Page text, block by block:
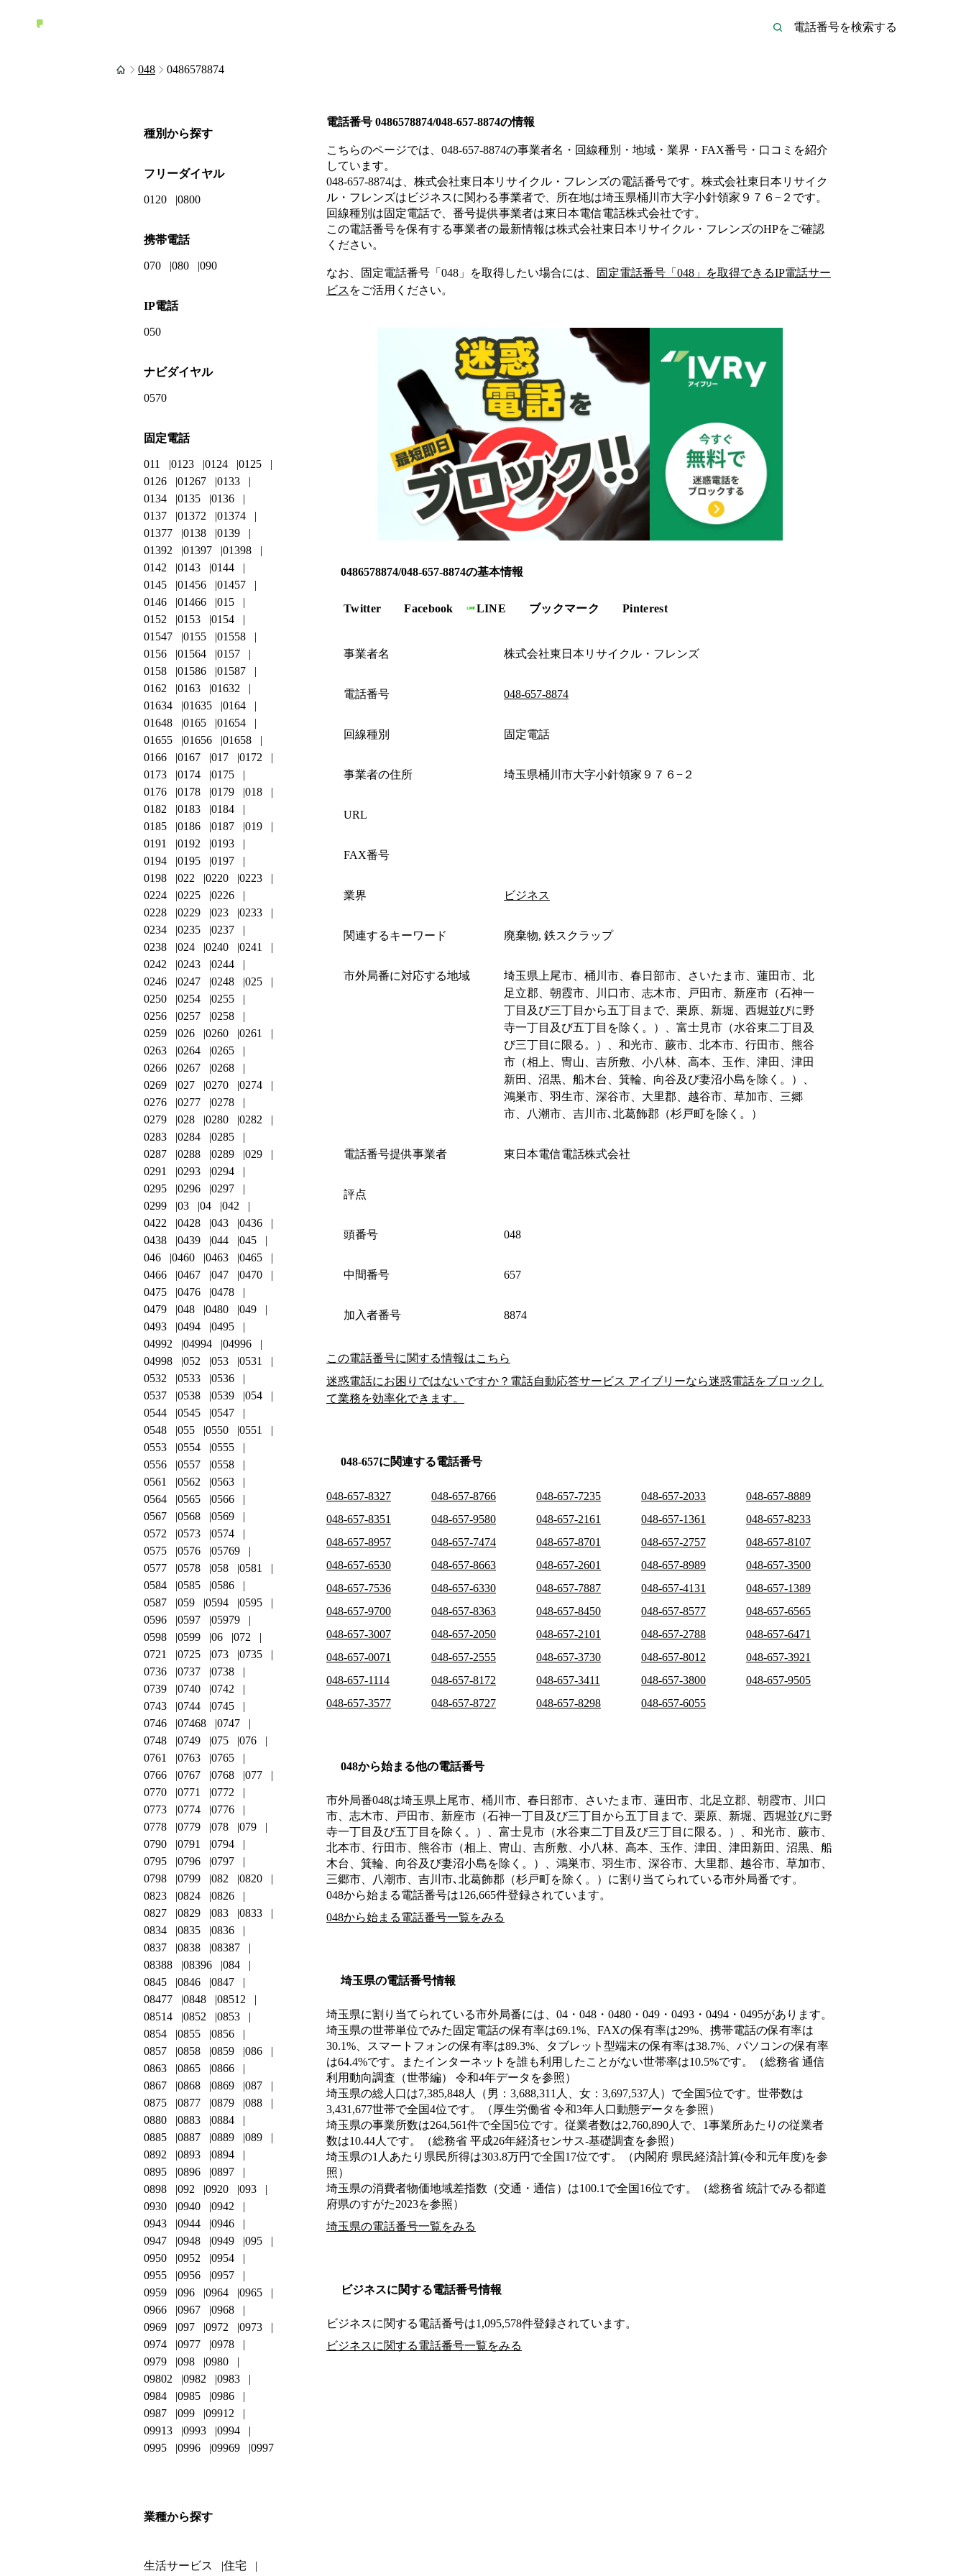
048 0486578874
電話番号 0486578874/048-657-8874の情報
こちらのページでは、 048-657-8874の事業者名・回線種別・地域・業界・FAX番号・口コミを紹介
しています。
048-657-8874は、 株式会社東日本リサイクル・フレンズの電話番号です。 株式会社東日本リサイク
ル・フレンズは ビジネスに関わる事業者で、所在地は埼玉県桶川市大字小針領家９７６−２ です。
回線種別は固定電話で、番号提供事業者は東日本電信電話株式会社です。
この電話番号を保有する事業者の最新情報は株式会社東日本リサイクル・フレンズのHPをご確認
ください。
なお、固定電話番号「 048 」を取得したい場合には、 固定電話番号「 048 」を取得できるIP電話サー
ビス をご活用ください。
0486578874/048-657-8874の基本情報
Twitter Facebook LINE ブックマーク Pinterest
事業者名 株式会社東日本リサイクル・フレンズ
電話番号 048-657-8874
回線種別 固定電話
事業者の住所 埼玉県桶川市大字小針領家９７６−２
URL
FAX番号
業界 ビジネス
関連するキーワード 廃棄物, 鉄スクラップ
市外局番に対応する地域
埼玉県上尾市、桶川市、春日部市、さいたま市、蓮田市、北
足立郡、朝霞市、川口市、志木市、戸田市、新座市（石神一
丁目及び三丁目から五丁目まで、栗原、新堀、西堀並びに野
寺一丁目及び五丁目を除く。）、富士見市（水谷東二丁目及
び三丁目に限る。）、和光市、蕨市、北本市、行田市、熊谷
市（相上、冑山、吉所敷、小八林、高本、玉作、津田、津田
新田、沼黒、船木台、箕輪、向谷及び妻沼小島を除く。）、
鴻巣市、羽生市、深谷市、大里郡、越谷市、草加市、三郷
市、八潮市、吉川市､北葛飾郡（杉戸町を除く。）
電話番号提供事業者 東日本電信電話株式会社
評点
頭番号 048
中間番号 657
加入者番号 8874
この電話番号に関する情報はこちら
迷惑電話にお困りではないですか？電話自動応答サービス アイブリーなら迷惑電話をブロックし
て業務を効率化できます。
048-657に関連する電話番号
048-657-8327 048-657-8766 048-657-7235 048-657-2033
048-657-8889
048-657-8351
048-657-9580 048-657-2161 048-657-1361
048-657-8233
048-657-8957
048-657-7474 048-657-8701 048-657-2757
048-657-8107
048-657-6530
048-657-8663 048-657-2601 048-657-8989
048-657-3500
048-657-7536
048-657-6330 048-657-7887 048-657-4131
048-657-1389
048-657-9700
048-657-8363 048-657-8450 048-657-8577
048-657-6565
048-657-3007
048-657-2050 048-657-2101 048-657-2788
048-657-6471
048-657-0071
048-657-2555 048-657-3730 048-657-8012
048-657-3921
048-657-1114
048-657-8172 048-657-3411 048-657-3800
048-657-9505
048-657-3577
048-657-8727 048-657-8298 048-657-6055
048から始まる他の電話番号
市外局番048は埼玉県上尾市、桶川市、春日部市、さいたま市、蓮田市、北足立郡、朝霞市、川口
市、志木市、戸田市、新座市（石神一丁目及び三丁目から五丁目まで、栗原、新堀、西堀並びに野
寺一丁目及び五丁目を除く。）、富士見市（水谷東二丁目及び三丁目に限る。）、和光市、蕨市、
北本市、行田市、熊谷市（相上、冑山、吉所敷、小八林、高本、玉作、津田、津田新田、沼黒、船
木台、箕輪、向谷及び妻沼小島を除く。）、鴻巣市、羽生市、深谷市、大里郡、越谷市、草加市、
三郷市、八潮市、吉川市､北葛飾郡（杉戸町を除く。） に割り当てられている市外局番です。
048から始まる電話番号は126,665件登録されています。
048から始まる電話番号一覧をみる
埼玉県の電話番号情報
埼玉県に割り当てられている市外局番には、04・048・0480・049・0493・0494・0495があります。
埼玉県の世帯単位でみた固定電話の保有率は69.1%、FAXの保有率は29%、携帯電話の保有率は
30.1%、スマートフォンの保有率は89.3%、タブレット型端末の保有率は38.7%、パソコンの保有率
は64.4%です。またインターネットを誰も利用したことがない世帯率は10.5%です。（総務省 通信
利用動向調査（世帯編） 令和4年データを参照）
埼玉県の総人口は7,385,848人（男：3,688,311人、女：3,697,537人）で全国5位です。世帯数は
3,431,677世帯で全国4位です。（厚生労働省 令和3年人口動態データを参照）
埼玉県の事業所数は264,561件で全国5位です。従業者数は2,760,890人で、1事業所あたりの従業者
数は10.44人です。（総務省 平成26年経済センサス‐基礎調査を参照）
埼玉県の1人あたり県民所得は303.8万円で全国17位です。（内閣府 県民経済計算(令和元年度)を参
照）
埼玉県の消費者物価地域差指数（交通・通信）は100.1で全国16位です。（総務省 統計でみる都道
府県のすがた2023を参照）
埼玉県の電話番号一覧をみる
ビジネスに関する電話番号情報
ビジネスに関する電話番号は1,095,578件登録されています。
ビジネスに関する電話番号一覧をみる
種別から探す
フリーダイヤル
0120 0800
携帯電話
070 080 090
IP電話
050
ナビダイヤル
0570
固定電話
011 0123 0124
0125
0126
01267
0133
0134
0135
0136
0137
01372
01374
01377
0138
0139
01392
01397
01398
0142
0143
0144
0145
01456
01457
0146
01466
015
0152
0153
0154
01547
0155
01558
0156
01564
0157
0158
01586
01587
0162
0163
01632
01634
01635
0164
01648
0165
01654
01655
01656
01658
0166
0167 017
0172
0173
0174
0175
0176
0178 0179
018
0182
0183
0184
0185
0186 0187
019
0191
0192
0193
0194
0195
0197
0198
022 0220
0223
0224
0225
0226
0228
0229 023
0233
0234
0235
0237
0238
024 0240
0241
0242
0243
0244
0246
0247 0248
025
0250
0254
0255
0256
0257
0258
0259
026 0260
0261
0263
0264
0265
0266
0267
0268
0269
027 0270
0274
0276
0277
0278
0279
028 0280
0282
0283
0284
0285
0287
0288 0289
029
0291
0293
0294
0295
0296
0297
0299
03 04
042
0422
0428 043
0436
0438
0439 044
045
046
0460 0463
0465
0466
0467 047
0470
0475
0476
0478
0479
048 0480
049
0493
0494
0495
04992
04994
04996
04998
052 053
0531
0532
0533
0536
0537
0538 0539
054
0544
0545
0547
0548
055 0550
0551
0553
0554
0555
0556
0557
0558
0561
0562
0563
0564
0565
0566
0567
0568
0569
0572
0573
0574
0575
0576
05769
0577
0578 058
0581
0584
0585
0586
0587
059 0594
0595
0596
0597
05979
0598
0599 06
072
0721
0725 073
0735
0736
0737
0738
0739
0740
0742
0743
0744
0745
0746
07468
0747
0748
0749 075
076
0761
0763
0765
0766
0767 0768
077
0770
0771
0772
0773
0774
0776
0778
0779 078
079
0790
0791
0794
0795
0796
0797
0798
0799 082
0820
0823
0824
0826
0827
0829 083
0833
0834
0835
0836
0837
0838
08387
08388
08396
084
0845
0846
0847
08477
0848
08512
08514
0852
0853
0854
0855
0856
0857
0858 0859
086
0863
0865
0866
0867
0868 0869
087
0875
0877 0879
088
0880
0883
0884
0885
0887 0889
089
0892
0893
0894
0895
0896
0897
0898
092 0920
093
0930
0940
0942
0943
0944
0946
0947
0948 0949
095
0950
0952
0954
0955
0956
0957
0959
096 0964
0965
0966
0967
0968
0969
097 0972
0973
0974
0977
0978
0979
098
0980
09802
0982
0983
0984
0985
0986
0987
099
09912
09913
0993
0994
0995
0996 09969 0997
業種から探す
生活サービス 住宅